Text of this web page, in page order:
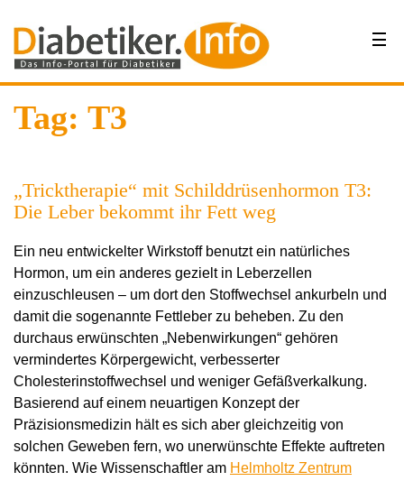
Tag: T3
„Tricktherapie“ mit Schilddrüsenhormon T3:
Die Leber bekommt ihr Fett weg
Ein neu entwickelter Wirkstoff benutzt ein natürliches
Hormon, um ein anderes gezielt in Leberzellen
einzuschleusen – um dort den Stoffwechsel ankurbeln und
damit die sogenannte Fettleber zu beheben. Zu den
durchaus erwünschten „Nebenwirkungen“ gehören
vermindertes Körpergewicht, verbesserter
Cholesterinstoffwechsel und weniger Gefäßverkalkung.
Basierend auf einem neuartigen Konzept der
Präzisionsmedizin hält es sich aber gleichzeitig von
solchen Geweben fern, wo unerwünschte Effekte auftreten
könnten. Wie Wissenschaftler am Helmholtz Zentrum